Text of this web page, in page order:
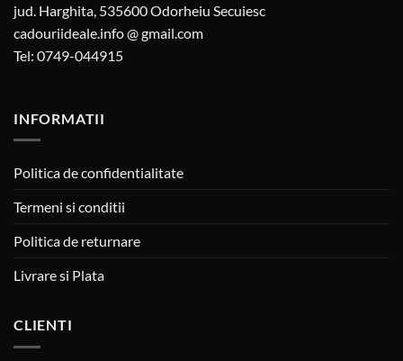
jud. Harghita, 535600 Odorheiu Secuiesc
cadouriideale.info @ gmail.com
Tel: 0749-044915
INFORMATII
Politica de confidentialitate
Termeni si conditii
Politica de returnare
Livrare si Plata
CLIENTI